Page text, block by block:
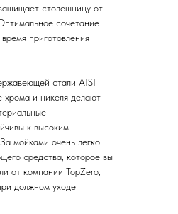
столешницу от
сочетание
приготовления
стали AISI
и никеля делают
к высоким
мойками очень легко
средства, которое вы
от компании TopZero,
должном уходе